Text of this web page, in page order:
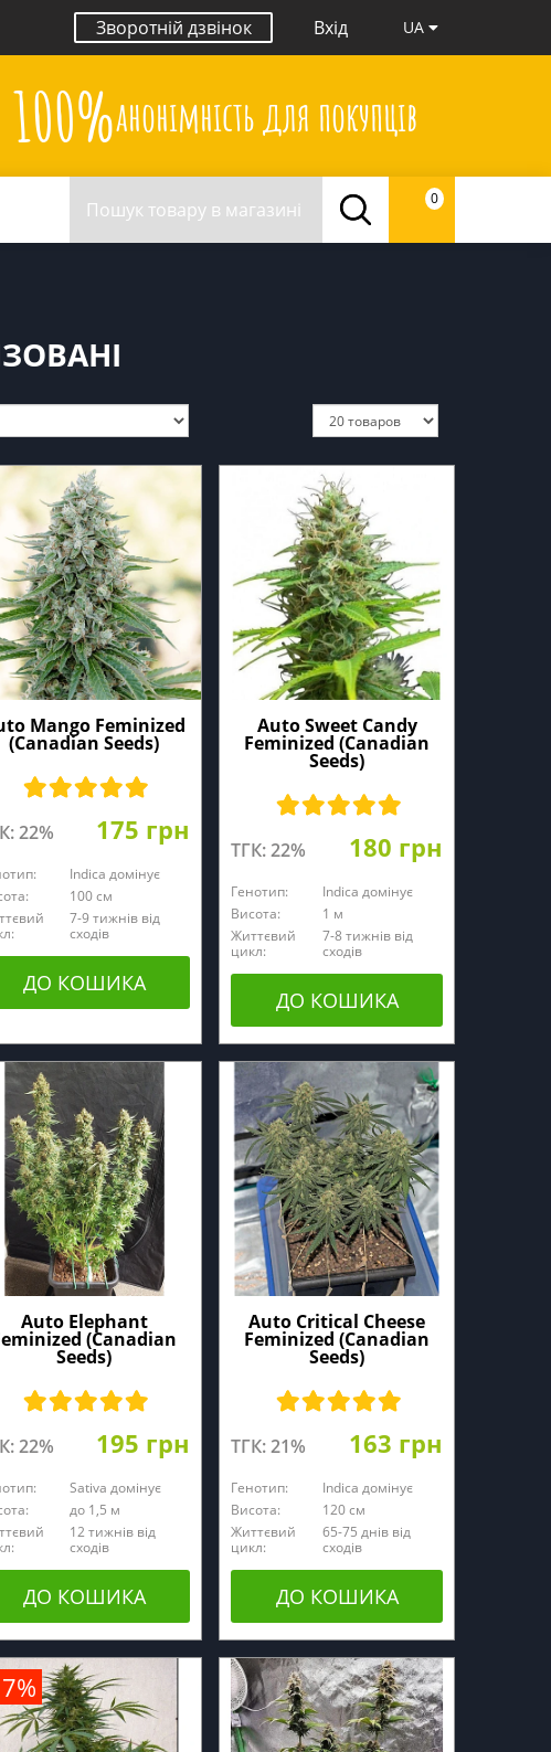
Зворотній дзвінок Вхід UA
100%анонімність для покупців
0
Mango Feminized
(Canadian Seeds)
22% 175 грн
Indica домінує
100 cм
7-9 тижнів від
сходів
ДО КОШИКА
Auto Sweet Candy
Feminized (Canadian
Seeds)
ТГК: 22% 180 грн
Генотип:
Indica домінує
Висота:
1 м
Життєвий
цикл:
7-8 тижнів від
сходів
ДО КОШИКА
Auto Elephant
(Canadian
Seeds)
22% 195 грн
Sativa домінує
до 1,5 м
12 тижнів від
сходів
ДО КОШИКА
Auto Critical Cheese
Feminized (Canadian
Seeds)
ТГК: 21% 163 грн
Генотип:
Indica домінує
Висота:
120 cм
Життєвий
цикл:
65-75 днів від
сходів
ДО КОШИКА